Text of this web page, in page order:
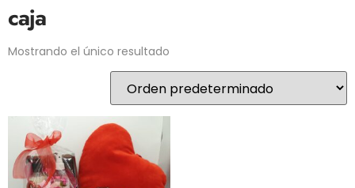
caja
Mostrando el único resultado